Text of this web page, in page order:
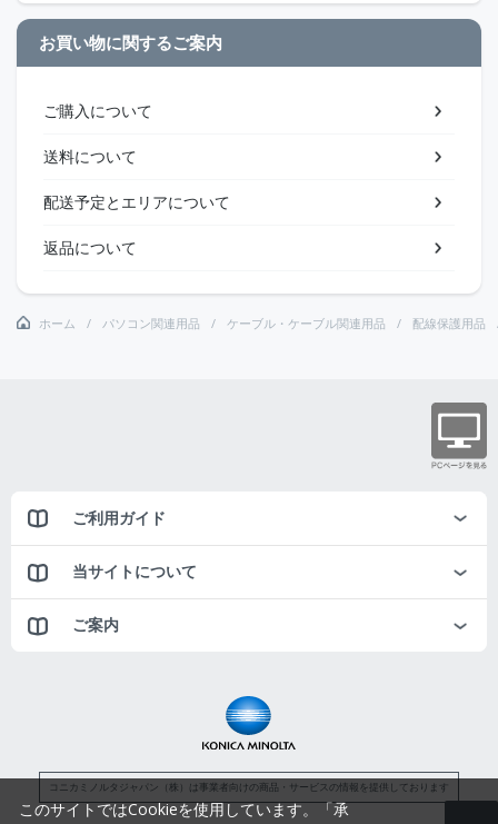
お買い物に関するご案内
ご購入について
送料について
配送予定とエリアについて
返品について
ホーム パソコン関連用品 ケーブル・ケーブル関連用品 配線保護用品
ご利用ガイド
当サイトについて
ご案内
コニカミノルタジャパン（株）は事業者向けの商品・サービスの情報を提供しております
このサイトではCookieを使用しています。「承